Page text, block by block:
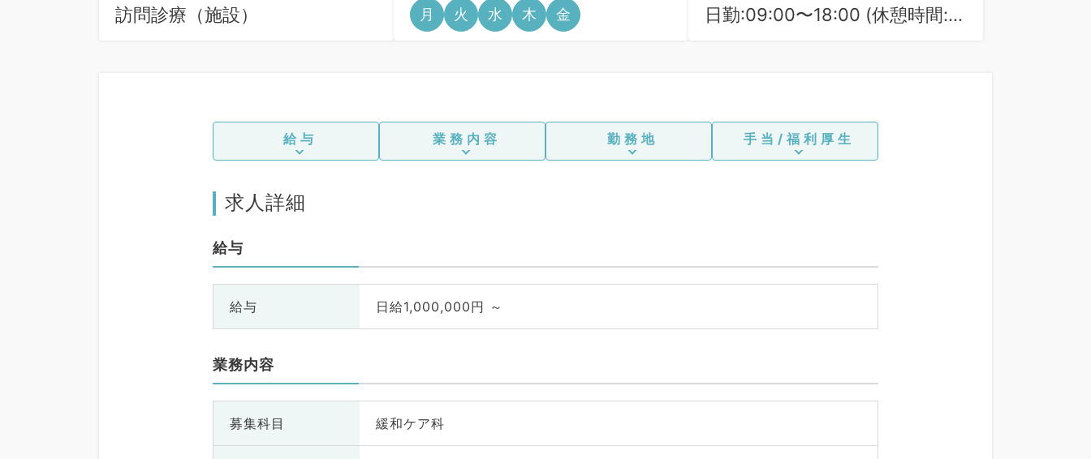
訪問診療（施設） 月 火 水 木 金
日勤:09:00〜18:00 (休憩時間:
給与 業務内容 勤務地 手当/福利厚生
求人詳細
給与
給与 日給1,000,000円 ～
業務内容
募集科目 緩和ケア科